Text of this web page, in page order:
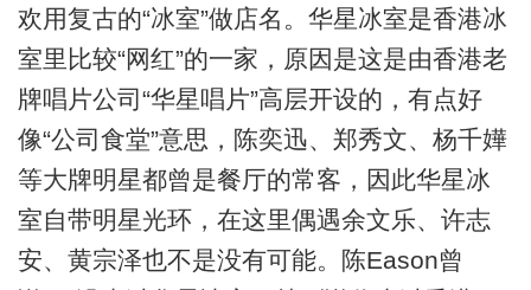
欢用复古的“冰室”做店名。华星冰室是香港冰
室里比较“网红”的一家，原因是这是由香港老
牌唱片公司“华星唱片”高层开设的，有点好
像“公司食堂”意思，陈奕迅、郑秀文、杨千嬅
等大牌明星都曾是餐厅的常客，因此华星冰
室自带明星光环，在这里偶遇余文乐、许志
安、黄宗泽也不是没有可能。陈Eason曾